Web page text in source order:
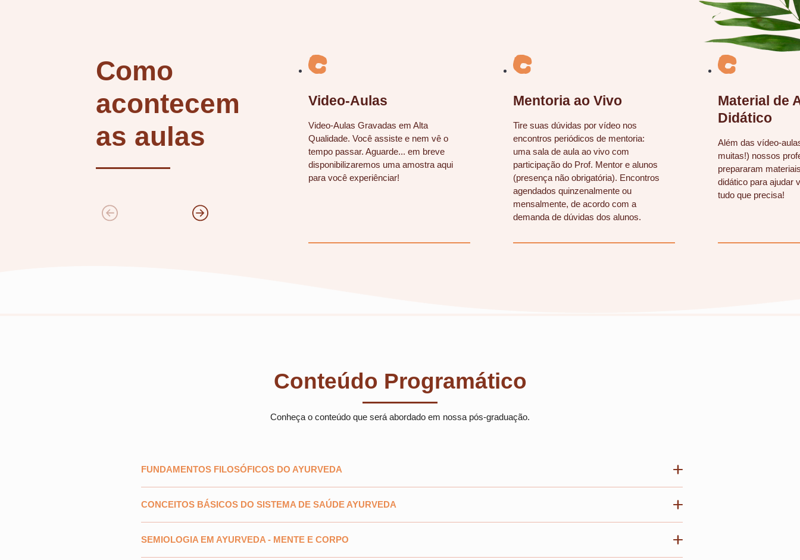
Como
acontecem
as aulas
Video-Aulas
Video-Aulas Gravadas em Alta
Qualidade. Você assiste e nem vê o
tempo passar. Aguarde... em breve
disponibilizaremos uma amostra aqui
para você experiênciar!
Mentoria ao Vivo
Tire suas dúvidas por vídeo nos
encontros periódicos de mentoria:
uma sala de aula ao vivo com
participação do Prof. Mentor e alunos
(presença não obrigatória). Encontros
agendados quinzenalmente ou
mensalmente, de acordo com a
demanda de dúvidas dos alunos.
Material de
Didático
Além das vídeo-
muitas!) nossos
prepararam
didático para ajudar
tudo que precisa!
Conteúdo Programático
Conheça o conteúdo que será abordado em nossa pós-graduação.
FUNDAMENTOS FILOSÓFICOS DO AYURVEDA
CONCEITOS BÁSICOS DO SISTEMA DE SAÚDE AYURVEDA
SEMIOLOGIA EM AYURVEDA - MENTE E CORPO